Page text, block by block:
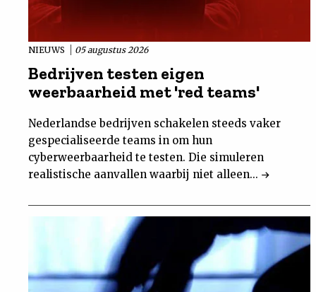
NIEUWS 05 augustus 2026
Bedrijven testen eigen
weerbaarheid met 'red teams'
Nederlandse bedrijven schakelen steeds vaker
gespecialiseerde teams in om hun
cyberweerbaarheid te testen. Die simuleren
realistische aanvallen waarbij niet alleen...